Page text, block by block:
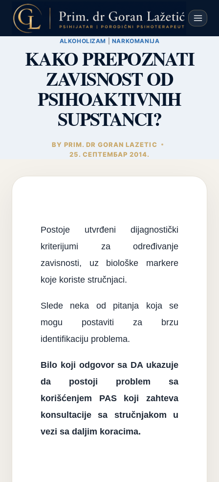
content
ALKOHOLIZAM NARKOMANIJA
KAKO PREPOZNATI
ZAVISNOST OD
PSIHOAKTIVNIH
SUPSTANCI?
BY PRIM. DR GORAN LAZETIC
25. СЕПТЕМБАР 2014.
Postoje utvrđeni dijagnostički
kriterijumi za određivanje
zavisnosti, uz biološke markere
koje koriste stručnjaci.
Slede neka od pitanja koja se
mogu postaviti za brzu
identifikaciju problema.
Bilo koji odgovor sa DA ukazuje
da postoji problem sa
korišćenjem PAS koji zahteva
konsultacije sa stručnjakom u
vezi sa daljim koracima.